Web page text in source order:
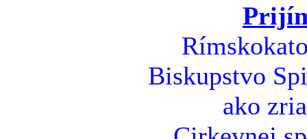
Biskupstvo
ako